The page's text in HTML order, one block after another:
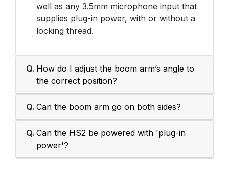
well as any 3.5mm microphone input that
supplies plug-in power, with or without a
locking thread.
Q. How do I adjust the boom arm’s angle to
the correct position?
Q. Can the boom arm go on both sides?
Q. Can the HS2 be powered with 'plug-in
power'?